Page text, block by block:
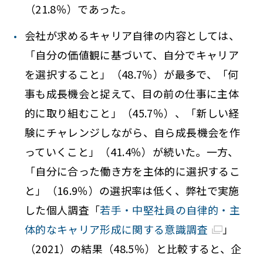
（21.8％）であった。
会社が求めるキャリア自律の内容としては、
「自分の価値観に基づいて、自分でキャリア
を選択すること」（48.7％）が最多で、「何
事も成長機会と捉えて、目の前の仕事に主体
的に取り組むこと」（45.7％）、「新しい経
験にチャレンジしながら、自ら成長機会を作
っていくこと」（41.4％）が続いた。一方、
「自分に合った働き方を主体的に選択するこ
と」（16.9％）の選択率は低く、弊社で実施
した個人調査「若手・中堅社員の自律的・主
体的なキャリア形成に関する意識調査
」
（2021）の結果（48.5％）と比較すると、企